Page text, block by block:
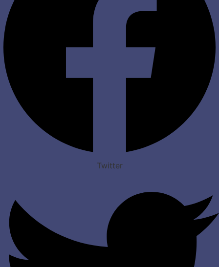
Twitter